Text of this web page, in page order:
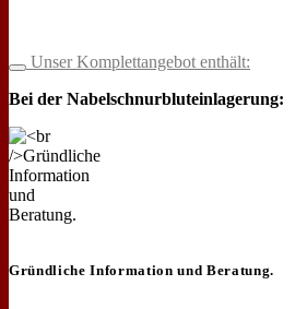
Unser Komplettangebot enthält:
Bei der Nabelschnurbluteinlagerung:
Gründliche Information und Beratung.